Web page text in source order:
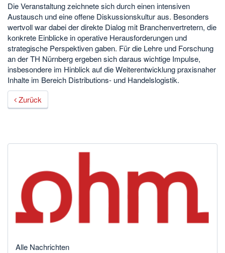
Die Veranstaltung zeichnete sich durch einen intensiven
Austausch und eine offene Diskussionskultur aus. Besonders
wertvoll war dabei der direkte Dialog mit Branchenvertretern, die
konkrete Einblicke in operative Herausforderungen und
strategische Perspektiven gaben. Für die Lehre und Forschung
an der TH Nürnberg ergeben sich daraus wichtige Impulse,
insbesondere im Hinblick auf die Weiterentwicklung praxisnaher
Inhalte im Bereich Distributions- und Handelslogistik.
Zurück
Alle Nachrichten